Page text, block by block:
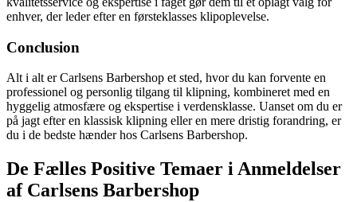
enhver, der leder efter en førsteklasses klipoplevelse.
Conclusion
Alt i alt er Carlsens Barbershop et sted, hvor du kan forvente en
professionel og personlig tilgang til klipning, kombineret med en
hyggelig atmosfære og ekspertise i verdensklasse. Uanset om du er
på jagt efter en klassisk klipning eller en mere dristig forandring, er
du i de bedste hænder hos Carlsens Barbershop.
De Fælles Positive Temaer i Anmeldelser
af Carlsens Barbershop